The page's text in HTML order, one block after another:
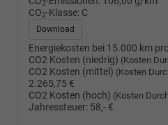
2
CO2-Klasse: C
Download
Energiekosten bei 15.000 km
CO2 Kosten (niedrig) (Kosten
CO2 Kosten (mittel) (Kosten
2.265,75 €
CO2 Kosten (hoch) (Kosten
Jahressteuer: 58,- €